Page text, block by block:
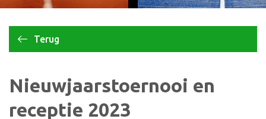
Terug
Nieuwjaarstoernooi en
receptie 2023